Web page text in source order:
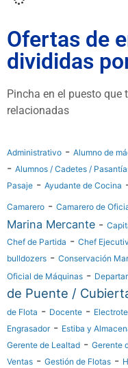
Ofertas de
divididas
Pincha en el puesto que
relacionadas
Administrativo - Alumno de
- Alumnos / Cadetes /
Pasaje - Ayudante de Cocina
Camarero - Camarero de
Marina Mercante -
Chef de Partida - Chef
bulldozers - Conservación
Oficial de Máquinas -
de Puente /
de Flota - Docente -
Engrasador- Estiba y
Gerente de Lealtad - Gerente
Ventas - Gestión de Flotas -